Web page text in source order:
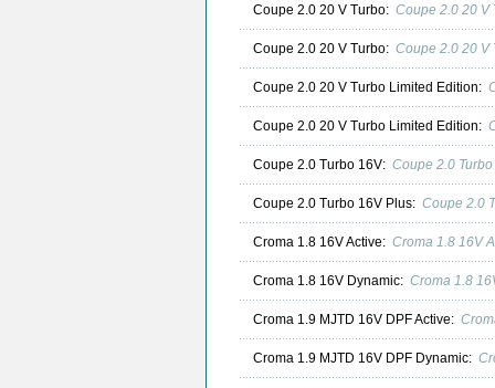
Coupe 2.0 20 V Turbo: Coupe 2.0 20 V
Coupe 2.0 20 V Turbo: Coupe 2.0 20 V
Coupe 2.0 20 V Turbo Limited Edition:
Coupe 2.0 20 V Turbo Limited Edition:
Coupe 2.0 Turbo 16V: Coupe 2.0
Coupe 2.0 Turbo 16V Plus: Coupe 2.0
Croma 1.8 16V Active: Croma 1.8 16V
Croma 1.8 16V Dynamic: Croma 1.8
Croma 1.9 MJTD 16V DPF Active:
Croma 1.9 MJTD 16V DPF Dynamic: